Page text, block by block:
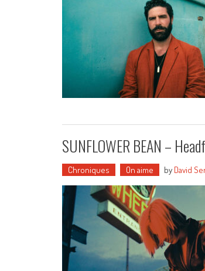
SUNFLOWER BEAN –
Chroniques On aime by David